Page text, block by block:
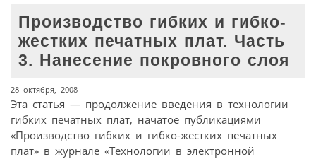
Производство гибких и гибко-
жестких печатных плат. Часть
3. Нанесение покровного слоя
28 октября, 2008
Эта статья — продолжение введения в технологии
гибких печатных плат, начатое публикациями
«Производство гибких и гибко-жестких печатных
плат» в журнале «Технологии в электронной